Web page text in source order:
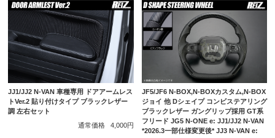
JJ1/JJ2 N-VAN 車種専用 ドアアームレス
トVer.2 貼り付けタイプ ブラックレザー
調 左右セット
通常価格
4,000円
JF5/JF6 N-BOX,N-BOXカスタム,N-BOX
ジョイ 他 Dシェイプ コンビステアリング
ブラックレザー ガングリップ採用 GT系
フリード JG5 N-ONE e: JJ1/JJ2 N-VAN
*2026.3一部仕様変更後* JJ3 N-VAN e: